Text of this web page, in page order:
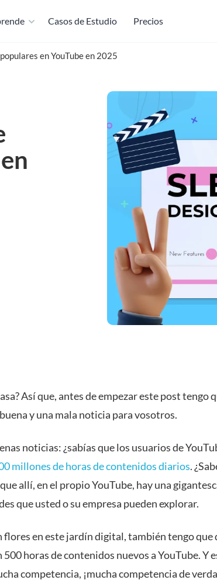
Casos de Estudio Precios
en YouTube en 2025
Así que, antes de empezar este post tengo
y una mala noticia para vosotros.
noticias: ¿sabías que los usuarios de
millones de horas de contenidos diarios.
allí, en el propio YouTube, hay una
que usted o su empresa pueden explorar.
flores en este jardín digital, también tengo que
500 horas de contenidos nuevos a YouTube. Y
competencia, ¡mucha competencia de